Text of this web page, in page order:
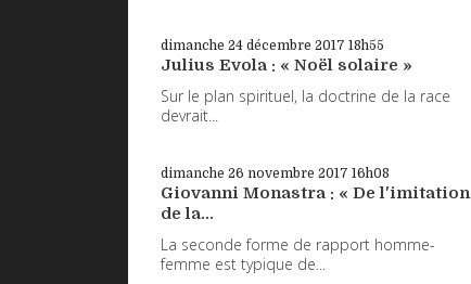
dimanche 24 décembre 2017 18h55
Julius Evola : « Noël solaire »
Sur le plan spirituel, la doctrine de la race
devrait...
dimanche 26 novembre 2017 16h08
Giovanni Monastra : « De l'imitation
de la...
La seconde forme de rapport homme-
femme est typique de...